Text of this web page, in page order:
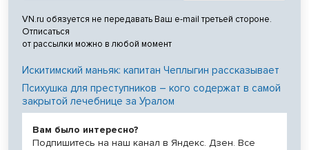
VN.ru обязуется не передавать Ваш e-mail третьей стороне.
Отписаться
от рассылки можно в любой момент
Искитимский маньяк: капитан Чеплыгин рассказывает
Психушка для преступников – кого содержат в самой
закрытой лечебнице за Уралом
Вам было интересно?
Подпишитесь на наш канал в Яндекс. Дзен. Все